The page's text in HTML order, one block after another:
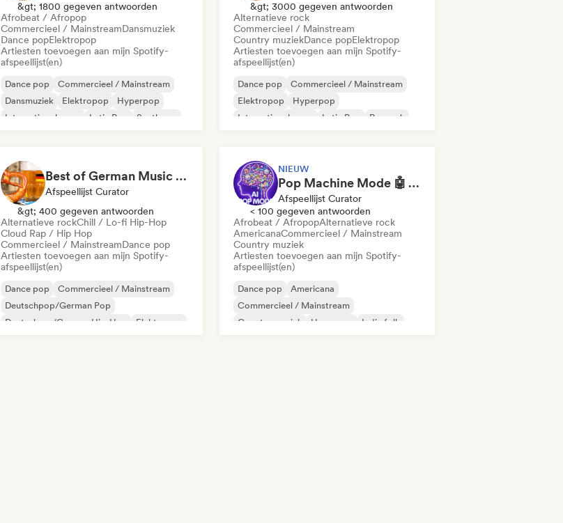
&gt; 1800 gegeven antwoorden
Afrobeat / Afropop
Commercieel / MainstreamDansmuziek
Dance popElektropop
Artiesten toevoegen aan mijn Spotify-
afspeellijst(en)
Dance pop
Commercieel / Mainstream
Dansmuziek
Elektropop
Hyperpop
Internationale pop
Latin Pop Synthpop
&gt; 3000 gegeven antwoorden
Alternatieve rock
Commercieel / Mainstream
Country muziekDance popElektropop
Artiesten toevoegen aan mijn Spotify-
afspeellijst(en)
Dance pop
Commercieel / Mainstream
Elektropop
Hyperpop
Internationale pop
Latin Pop
Poprock
Best of German Music 2026
Afspeellijst Curator
&gt; 400 gegeven antwoorden
Alternatieve rockChill / Lo-fi Hip-Hop
Cloud Rap / Hip Hop
Commercieel / MainstreamDance pop
Artiesten toevoegen aan mijn Spotify-
afspeellijst(en)
Dance pop
Commercieel / Mainstream
Deutschpop/German Pop
Deutschrap/German Hip-Hop
Elektropop
NIEUW
Pop Machine Mode 🤖 AI Music, Indie Pop & Dream Pop
Afspeellijst Curator
< 100 gegeven antwoorden
Afrobeat / AfropopAlternatieve rock
AmericanaCommercieel / Mainstream
Country muziek
Artiesten toevoegen aan mijn Spotify-
afspeellijst(en)
Dance pop
Americana
Commercieel / Mainstream
Country muziek
Hyperpop
Indie folk